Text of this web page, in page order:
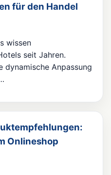
für den Handel
wissen
seit Jahren.
dynamische Anpassung
Onlineshop